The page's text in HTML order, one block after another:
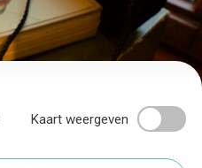
Kaart weergeven